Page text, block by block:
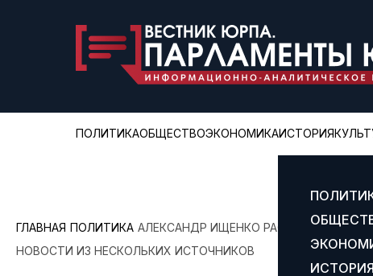
ПОЛИТИКАОБЩЕСТВОЭКОНОМИКАИСТОРИЯ
ИСТОРИЯ
ГЛАВНАЯ ПОЛИТИКА АЛЕКСАНДР ИЩЕНКО РАСКРЫЛ
НОВОСТИ ИЗ НЕСКОЛЬКИХ ИСТОЧНИКОВ